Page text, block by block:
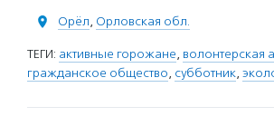
Орёл, Орловская обл.
ТЕГИ: активные горожане, волонтерская
гражданское общество, субботник,